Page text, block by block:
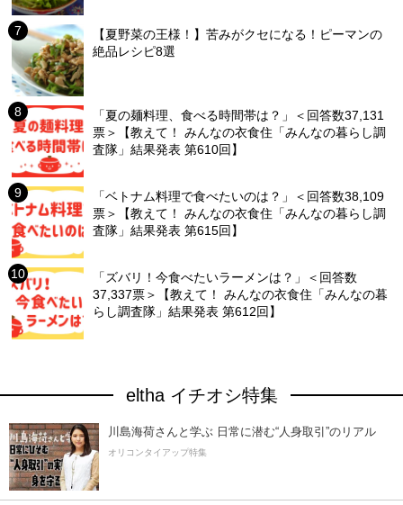
【夏野菜の王様！】苦みがクセになる！ピーマンの
絶品レシピ8選
「夏の麺料理、食べる時間帯は？」＜回答数37,131
票＞【教えて！ みんなの衣食住「みんなの暮らし調
査隊」結果発表 第610回】
「ベトナム料理で食べたいのは？」＜回答数38,109
票＞【教えて！ みんなの衣食住「みんなの暮らし調
査隊」結果発表 第615回】
「ズバリ！今食べたいラーメンは？」＜回答数
37,337票＞【教えて！ みんなの衣食住「みんなの暮
らし調査隊」結果発表 第612回】
eltha イチオシ特集
川島海荷さんと学ぶ 日常に潜む“人身取引”のリアル
オリコンタイアップ特集